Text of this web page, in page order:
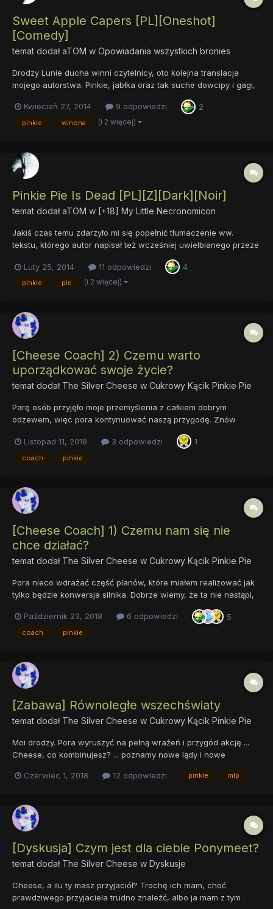
Sweet Apple Capers [PL][Oneshot]
[Comedy]
temat dodałaTOM w Opowiadania wszystkich bronies
Drodzy Lunie ducha winni czytelnicy, oto kolejna translacja
mojego autorstwa. Pinkie, jabłka oraz tak suche dowcipy i gagi,
mineralnej “Vytautas”. autor: The RPGenius przekład: aTOM
korekta/prereading: Zodiak, Jacek, Jet.Wro, opis: Pinki...
Kwiecień 27, 2014 9 odpowiedzi 2
pinkie winona (i 2 więcej)
Pinkie Pie Is Dead [PL][Z][Dark][Noir]
temat dodałaTOM w [+18] My Little Necronomicon
Jakiś czas temu zdarzyło mi się popełnić tłumaczenie ww.
tekstu, którego autor napisał też wcześniej uwielbianego przeze
fandomu). Całość została już kiedyś opublikowana na FGE, ale
ostatnio postanowiłem nieco odkurzyć to tłumaczenie,
Luty 25, 2014 11 odpowiedzi 4
pinkie pie (i 2 więcej)
[Cheese Coach] 2) Czemu warto
uporządkować swoje życie?
temat dodał The Silver Cheese w Cukrowy Kącik Pinkie Pie
Parę osób przyjęło moje przemyślenia z całkiem dobrym
odzewem, więc pora kontynuować naszą przygodę. Znów
wejdźmy w księgi tajemne, trudne do zrozumienia z pogranicza
psychologii oraz kulturoznawstwa. Czas na kolejny poradnik,
którym da wam jakiś nowy pogląd oraz wesprze w waszych
Listopad 11, 2018 3 odpowiedzi 1
coach pinkie
[Cheese Coach] 1) Czemu nam się nie
chce działać?
temat dodał The Silver Cheese w Cukrowy Kącik Pinkie Pie
Pora nieco wdrażać część planów, które miałem realizować jak
tylko będzie konwersja silnika. Dobrze wiemy, że ta nie nastąpi,
moich pomysłów niczym ogórków kiszących się w beczce. Dziś
wam prezentuję moje rozkminy, przemyślenia oraz pewną n...
Październik 23, 2018 6 odpowiedzi 5
coach pinkie
[Zabawa] Równoległe wszechświaty
temat dodał The Silver Cheese w Cukrowy Kącik Pinkie Pie
Moi drodzy. Pora wyruszyć na pełną wrażeń i przygód akcję ...
Cheese, co kombinujesz? ... poznamy nowe lądy i nowe
RÓWNOLEGŁE WSZECHŚWIATY !!! Pinkie, ale nie przesadzajmy,
Czerwiec 1, 2018 12 odpowiedzi pinkie mlp
[Dyskusja] Czym jest dla ciebie Ponymeet?
temat dodał The Silver Cheese w Dyskusje
Cheese, a ilu ty masz przyjaciół? Trochę ich mam, choć
prawdziwego przyjaciela trudno znaleźć, albo ja mam z tym